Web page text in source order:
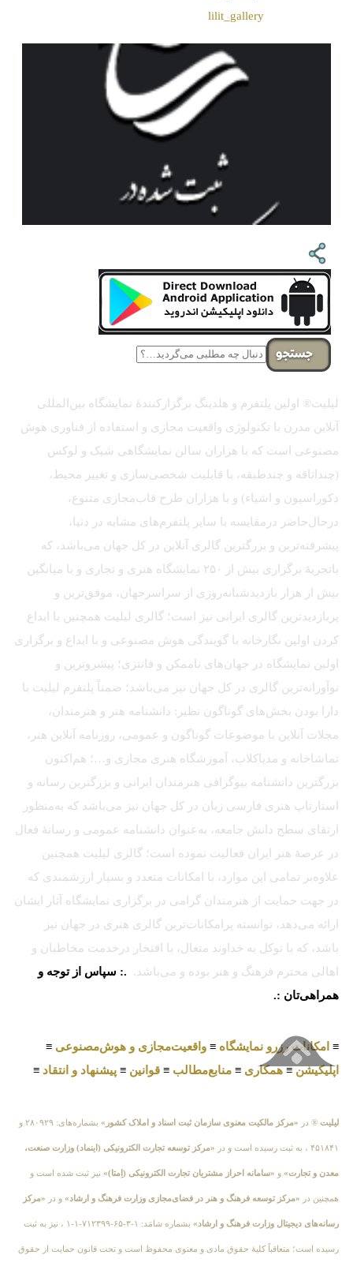
lilit_gallery
جستجو
لیلیت® اولین پلتفرم و هلدینگ برگزارکنندهٔ نمایشگاه بین‌المللی
آنلاین مدرن با تکنولوژی واقعیت مجازی و استفاده از فناوری هوش
مصنوعی است که با هزاران سالن نمایشگاهی شیک و لوکس
(چنداتاقه و چندطبقه، با قابلیت شخصی‌سازی و تغییر محیط،
دکوراسیون و اشیاء) و با هزاران طرح قاب‌مجازی متنوع،
درحال‌حاضر درمقایسه با سایر پلتفرم‌های مشابه در دنیا،
پیشرفته‌ترین و بزرگترین گالری آنلاین در کل جهان می‌باشد، که
باتجربهٔ برگزاری بیش از ۲۵۰ نمایشگاه هنری و تجاری و با میانگین
بیش از هزار بازدیدشبانه‌روزی از سراسرجهان، موفق‌ترین و
پربازدیدترین گالری ایرانی نیز است؛ گالری لیلیت همچنین با ابداع
کردن اولین نگارخانه با گویندگی هوش مصنوعی و با ابداع و برگزاری
اولین نمایشگاه در جهان‌های ناممکن و فانتزی؛ پیشروترین و
نوآورانه‌ترین گالری در کل جهان نیز می‌باشد؛ ضمناً پلتفرم لیلیت با
دارا بودن بخش‌های گوناگون نظیر: دانشنامه هنر و هنرمندان،
مجلات آنلاین با موضوعات گوناگون و عمومی، روزنامه آنلاین هنر،
تماشاخانه و مدیاکلاب، آموزشگاه هنری مجازی و…؛ هم‌اکنون
بزرگترین دانشنامه بیوگرافی هنرمندان ایرانی و بزرگترین رسانه و
استارتاپ هنری فارسی زبان در کل جهان نیز می‌باشد که به‌منظور
ارتقای سطح دانش جامعه، به‌عنوان دانشنامه عمومی و رسانهٔ فعال
در عرصهٔ هنر ایران فعالیت نموده است؛ گالری لیلیت همچنین
علاوه‌بر تمامی این موارد، با امکانات متعدد و بسیار ارزشمندی که
در جهت حمایت از هنرمندان گرامی در برگزاری نمایشگاه آثار ایشان
ارائه می‌دهد، توانسته پرامکانات‌ترین گالری هنری در جهان نیز
باشد، که با توکل به خداوند متعال، با افتخار درخدمت مخاطبان و
اهالی محترم فرهنگ و هنر بوده و می‌باشد. .: سپاس از توجه و
همراهی‌تان :.
≡ امکانات رزرو نمایشگاه ≡ واقعیت‌مجازی و هوش‌مصنوعی ≡
اپلیکیشن≡همکاری ≡ منابع‌مطالب ≡ قوانین ≡ پیشنهاد و انتقاد ≡
لیلیت ® در «مرکز مالکیت معنوی سازمان ثبت اسناد و املاک کشور» بشماره‌های: ۲۸۰۹۲۹ و
۴۵۱۸۴۱ ، به ثبت رسیده است و در «مرکز توسعه تجارت الکترونیکی (اینماد) وزارت صنعت،
معدن و تجارت» و «سامانه احراز مشتریان تجارت الکترونیکی (اِمتا)» نیز ثبت شده است و
همچنین در «مرکز توسعه فرهنگ و هنر در فضای‌مجازی وزارت فرهنگ و ارشاد» و در «مرکز
رسانه‌های دیجیتال وزارت فرهنگ و ارشاد» بشماره شامَد: ۱-۳-۶۵-۷۱۲۳۹۹-۱-۱ ، نیز به ثبت
رسیده است؛ متعاقباً کلیهٔ حقوق مادی و معنوی محفوظ است و تحت قانون حمایت از حقوق